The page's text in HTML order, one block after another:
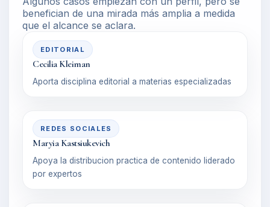
benefician de una mirada más amplia a medida
que el alcance se aclara.
EDITORIAL
Cecilia Kleiman
Aporta disciplina editorial a materias especializadas
REDES SOCIALES
Maryia Kastsiukevich
Apoya la distribucion practica de contenido liderado
por expertos